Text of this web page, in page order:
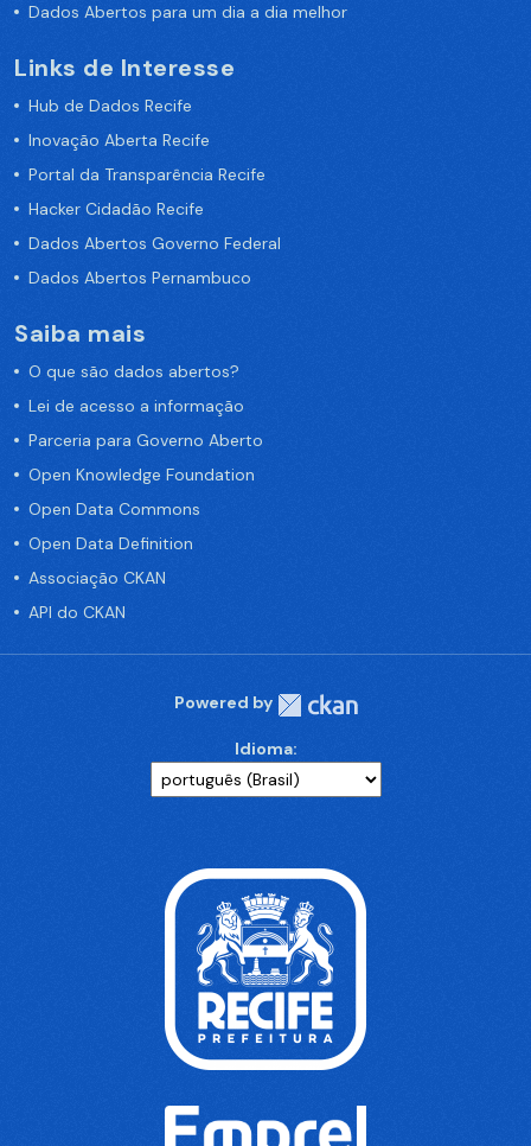
Dados Abertos para um dia a dia melhor
Links de Interesse
Hub de Dados Recife
Inovação Aberta Recife
Portal da Transparência Recife
Hacker Cidadão Recife
Dados Abertos Governo Federal
Dados Abertos Pernambuco
Saiba mais
O que são dados abertos?
Lei de acesso a informação
Parceria para Governo Aberto
Open Knowledge Foundation
Open Data Commons
Open Data Definition
Associação CKAN
API do CKAN
Powered by
Idioma